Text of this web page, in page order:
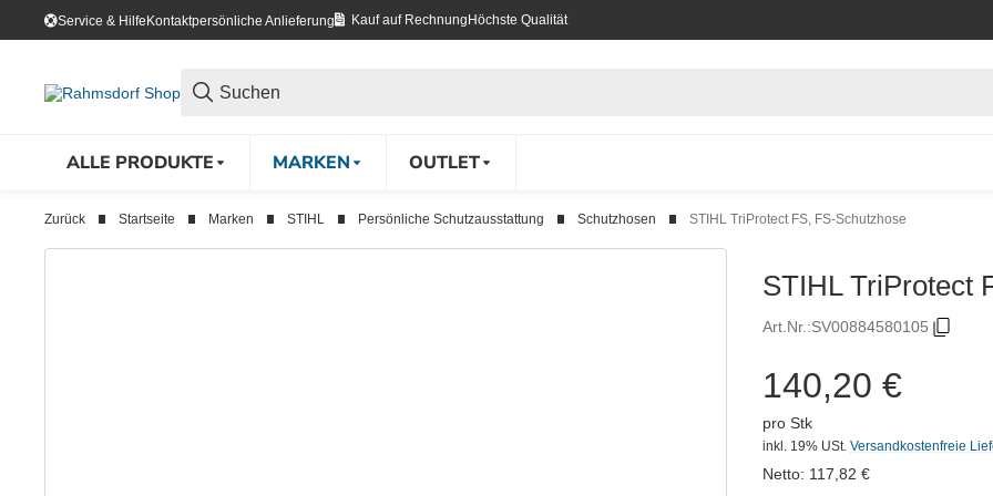
Service & HilfeKontaktpersönliche Anlieferung Kauf auf Rechnung Höchste Qualität
ALLE PRODUKTE MARKEN OUTLET
Zurück Startseite Marken STIHL Persönliche Schutzausstattung Schutzhosen STIHL TriProtect FS, FS-Schutzhose
STIHL TriProtect
Art.Nr.:SV00884580105
140,20 €
pro Stk
inkl. 19% USt. Versandkostenfreie
Netto: 117,82 €